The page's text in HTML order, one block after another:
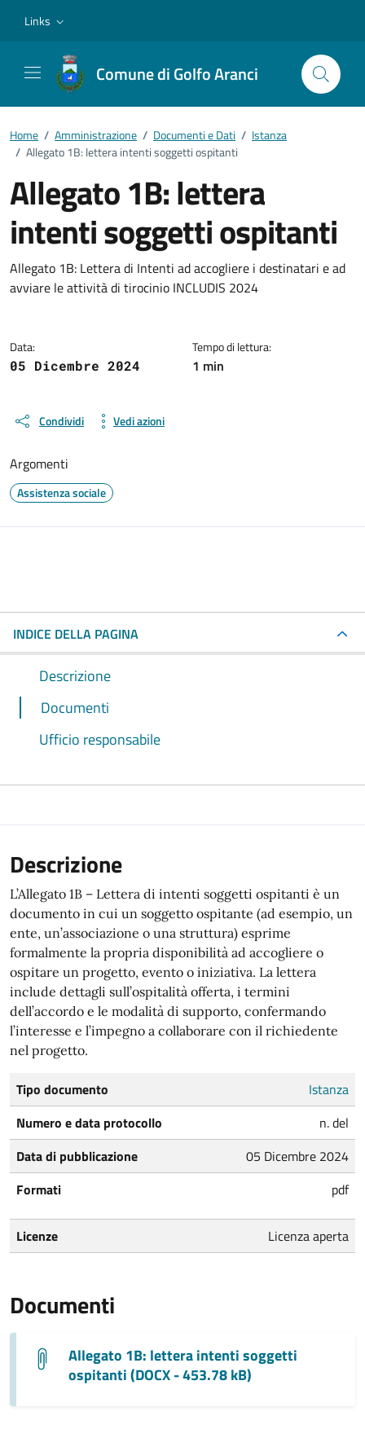
Links
Comune di Golfo Aranci
Home / Amministrazione / Documenti e Dati / Istanza
/ Allegato 1B: lettera intenti soggetti ospitanti
Allegato 1B: lettera
intenti soggetti ospitanti
Dettagli del documento
Allegato 1B: Lettera di Intenti ad accogliere i destinatari e ad
avviare le attività di tirocinio INCLUDIS 2024
Data:
05 Dicembre 2024
Tempo di lettura:
1 min
Condividi Vedi azioni
Argomenti
Assistenza sociale
INDICE DELLA PAGINA
Descrizione
Documenti
Ufficio responsabile
Descrizione
L’Allegato 1B – Lettera di intenti soggetti ospitanti è un
documento in cui un soggetto ospitante (ad esempio, un
ente, un’associazione o una struttura) esprime
formalmente la propria disponibilità ad accogliere o
ospitare un progetto, evento o iniziativa. La lettera
include dettagli sull’ospitalità offerta, i termini
dell’accordo e le modalità di supporto, confermando
l’interesse e l’impegno a collaborare con il richiedente
nel progetto.
Tipo documento
Istanza
Numero e data protocollo
n. del
Data di pubblicazione
05 Dicembre 2024
Formati
pdf
Licenze Licenza aperta
Documenti
Allegato 1B: lettera intenti soggetti
ospitanti (DOCX - 453.78 kB)